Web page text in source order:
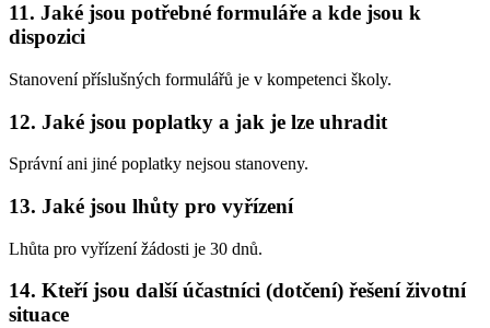
11. Jaké jsou potřebné formuláře a kde jsou k
dispozici
Stanovení příslušných formulářů je v kompetenci školy.
12. Jaké jsou poplatky a jak je lze uhradit
Správní ani jiné poplatky nejsou stanoveny.
13. Jaké jsou lhůty pro vyřízení
Lhůta pro vyřízení žádosti je 30 dnů.
14. Kteří jsou další účastníci (dotčení) řešení životní
situace